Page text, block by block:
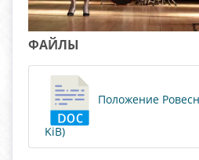
ФАЙЛЫ
Положение
KiB)